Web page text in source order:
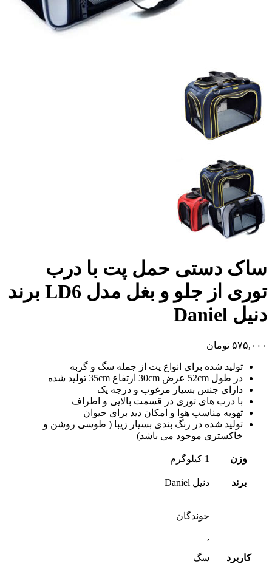
ساک دستی حمل پت با درب
توری از جلو و بغل مدل LD6 برند
دنیل Daniel
۵۷۵,۰۰۰ تومان
تولید شده برای انواع پت از جمله سگ و گربه
در طول 52cm عرض 30cm ارتفاع 35cm تولید شده
دارای جنس بسیار مرغوب و درجه یک
با درب های توری در قسمت بالایی و اطراف
تهویه مناسب هوا و امکان دید برای حیوان
تولید شده در رنگ بندی بسیار زیبا ( طوسی روشن و
خاکستری موجود می باشد)
وزن 1 کیلوگرم
برند دنیل Daniel
کاربرد
جوندگان
,
سگ